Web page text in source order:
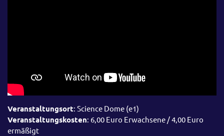
Veranstaltungsort: Science Dome (e1)
Veranstaltungskosten: 6,00 Euro Erwachsene / 4,00 Euro
ermäßigt